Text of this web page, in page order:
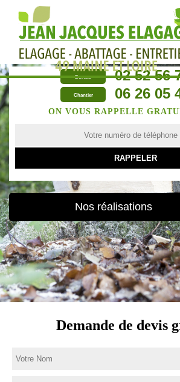
Bureau 02 52 56
Chantier 06 26 05
ON VOUS RAPPELLE
Nos réalisations
Demande de devis